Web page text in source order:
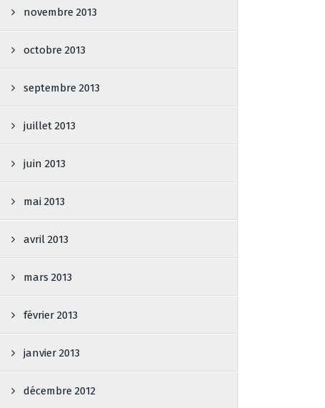
novembre 2013
octobre 2013
septembre 2013
juillet 2013
juin 2013
mai 2013
avril 2013
mars 2013
février 2013
janvier 2013
décembre 2012